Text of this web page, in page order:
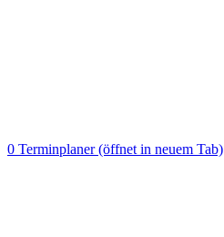
0 Terminplaner(öffnet in neuem Tab)